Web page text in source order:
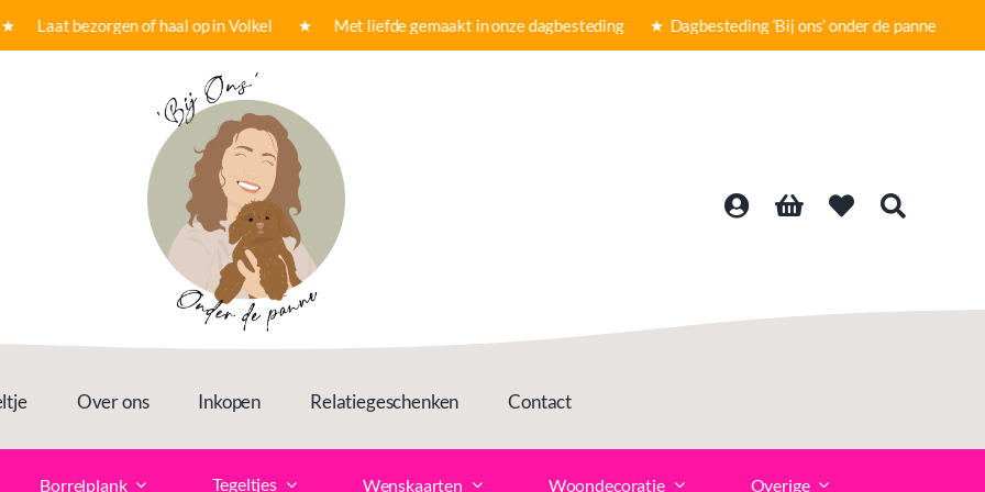
bezorgen of haal op in Volkel ★ Met liefde gemaakt in onze dagbesteding ★ Dagbesteding ‘Bij ons’ onder de panne ★
Over ons Inkopen Relatiegeschenken Contact
Borrelplank Tegeltjes Wenskaarten Woondecoratie Overige